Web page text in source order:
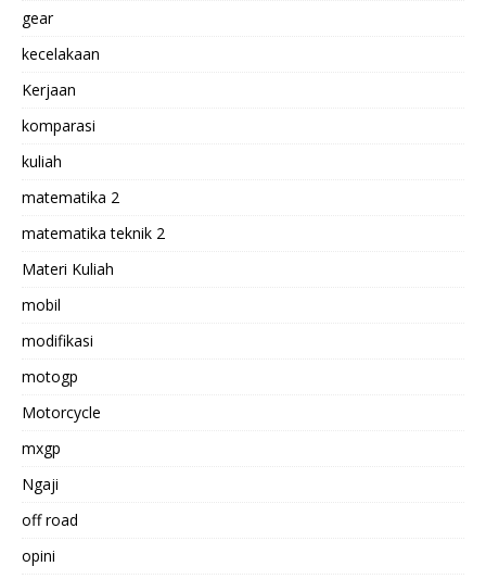
gear
kecelakaan
Kerjaan
komparasi
kuliah
matematika 2
matematika teknik 2
Materi Kuliah
mobil
modifikasi
motogp
Motorcycle
mxgp
Ngaji
off road
opini